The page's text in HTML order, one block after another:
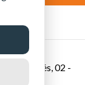
Ciência,
02 -